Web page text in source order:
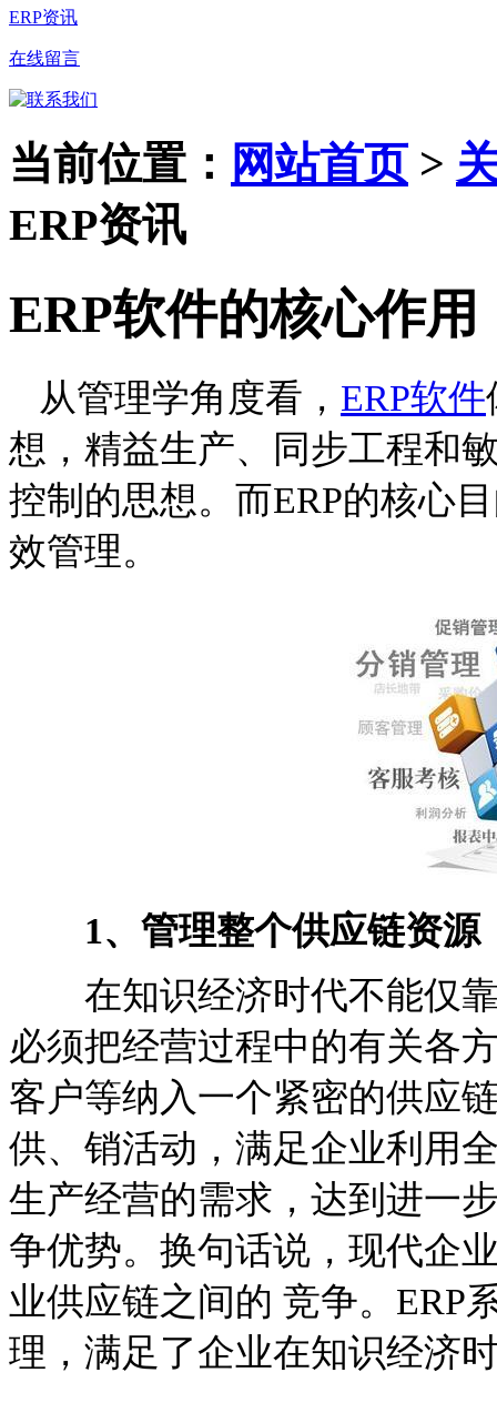
ERP资讯
在线留言
当前位置： 网站首页>
ERP资讯
ERP软件的核心作用
从管理学角度看， ERP软件
想，精益生产、同步工程和
控制的思想。而ERP的核心
效管理。
1、管理整个供应链资源
在知识经济时代不能仅靠
必须把经营过程中的有关各
客户等纳入一个紧密的供应
供、销活动，满足企业利用
生产经营的需求，达到进一
争优势。换句话说，现代企
业供应链之间的 竞争。ERP
理，满足了企业在知识经济